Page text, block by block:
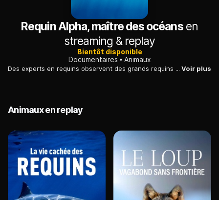
Requin Alpha, maître des océansen
streaming & replay
Bientôt disponible
Documentaires
Animaux
Des experts en requins observent des grands requins blancs mâles pour déterminer lequel domine le groupe, en comparant vitesse, chasse et comportement. Voir plus
Animaux en replay